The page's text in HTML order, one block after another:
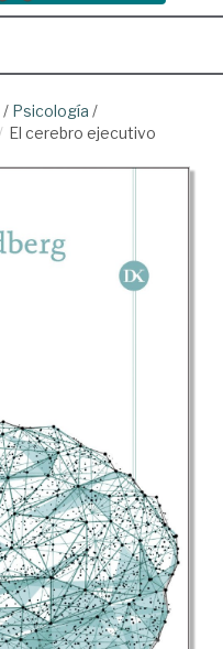
/ Psicología /
El cerebro ejecutivo